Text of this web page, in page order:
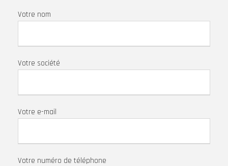
Votre nom
Votre société
Votre e-mail
Votre numéro de téléphone